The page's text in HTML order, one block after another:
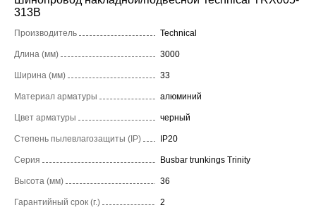
313B
Производитель Technical
Длина (мм) 3000
Ширина (мм) 33
Материал арматуры алюминий
Цвет арматуры черный
Степень пылевлагозащиты (IP) IP20
Серия Busbar trunkings Trinity
Высота (мм) 36
Гарантийный срок (г.) 2